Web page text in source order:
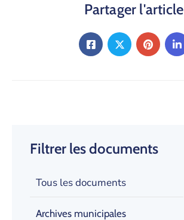
Filtrer les documents
Tous les documents
Archives municipales
Partager l'article